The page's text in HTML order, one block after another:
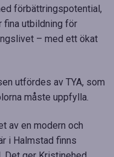
förbättringspotential,
fina utbildning för
– med ett ökat
utfördes av TYA, som
måste uppfylla.
av en modern och
i Halmstad finns